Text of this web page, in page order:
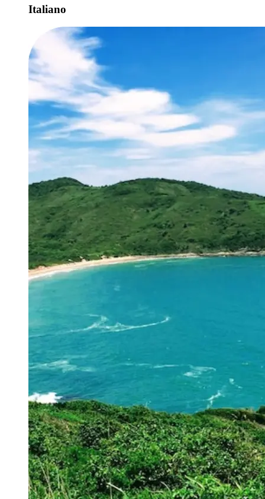
Italiano